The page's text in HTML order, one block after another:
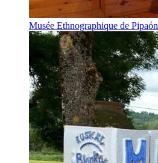
Musée Ethnographique de Pipaón